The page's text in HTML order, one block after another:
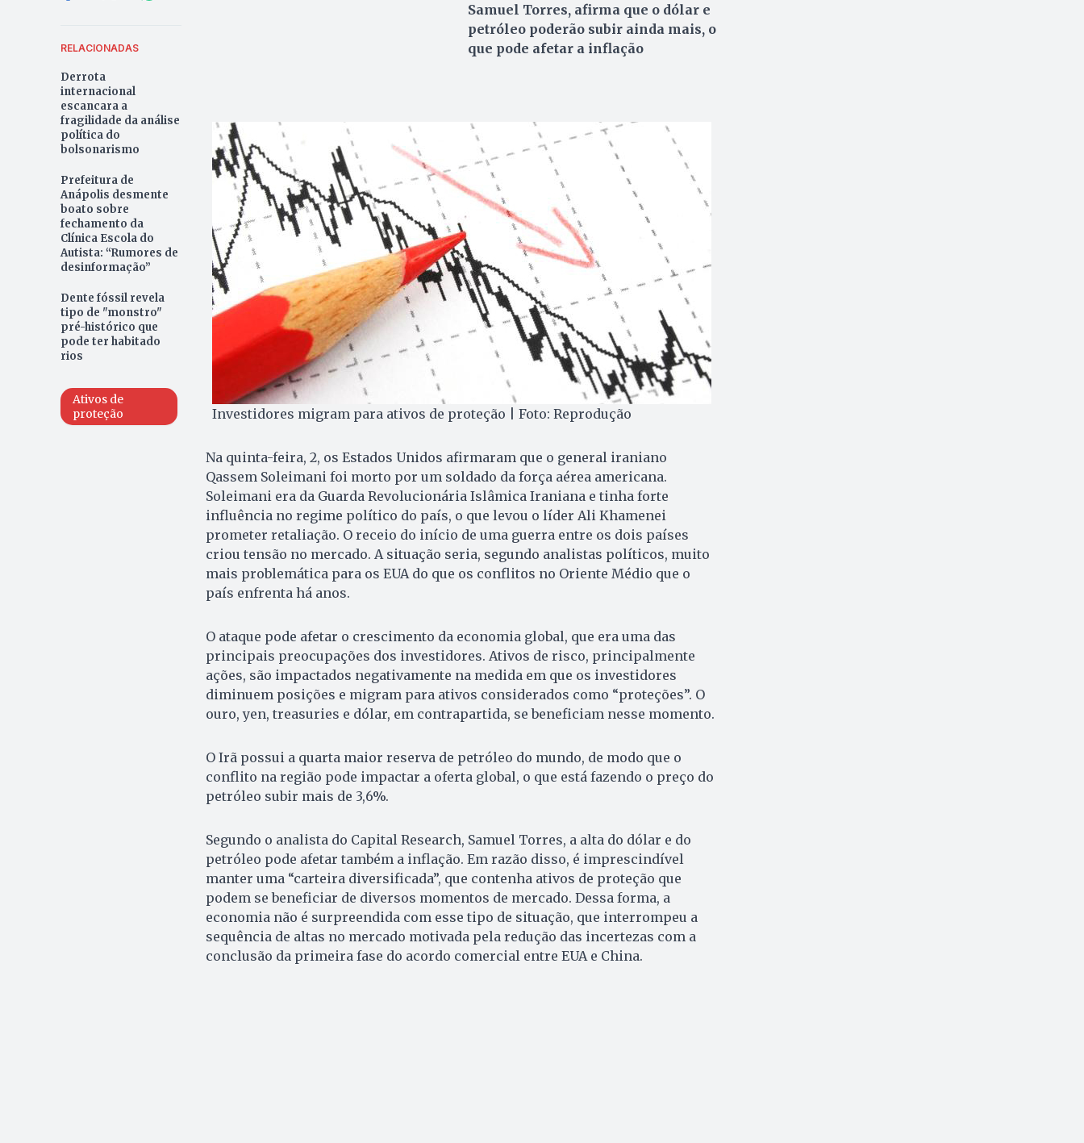
RELACIONADAS
Derrota
internacional
escancara a
fragilidade da análise
política do
bolsonarismo
Prefeitura de
Anápolis desmente
boato sobre
fechamento da
Clínica Escola do
Autista: “Rumores de
desinformação”
Dente fóssil revela
tipo de "monstro"
pré-histórico que
pode ter habitado
rios
Ativos de
proteção
Samuel Torres, afirma que o dólar e
petróleo poderão subir ainda mais, o
que pode afetar a inflação
Investidores migram para ativos de proteção | Foto: Reprodução
Na quinta-feira, 2, os Estados Unidos afirmaram que o general iraniano
Qassem Soleimani foi morto por um soldado da força aérea americana.
Soleimani era da Guarda Revolucionária Islâmica Iraniana e tinha forte
influência no regime político do país, o que levou o líder Ali Khamenei
prometer retaliação. O receio do início de uma guerra entre os dois países
criou tensão no mercado. A situação seria, segundo analistas políticos, muito
mais problemática para os EUA do que os conflitos no Oriente Médio que o
país enfrenta há anos.
O ataque pode afetar o crescimento da economia global, que era uma das
principais preocupações dos investidores. Ativos de risco, principalmente
ações, são impactados negativamente na medida em que os investidores
diminuem posições e migram para ativos considerados como “proteções”. O
ouro, yen, treasuries e dólar, em contrapartida, se beneficiam nesse momento.
O Irã possui a quarta maior reserva de petróleo do mundo, de modo que o
conflito na região pode impactar a oferta global, o que está fazendo o preço do
petróleo subir mais de 3,6%.
Segundo o analista do Capital Research, Samuel Torres, a alta do dólar e do
petróleo pode afetar também a inflação. Em razão disso, é imprescindível
manter uma “carteira diversificada”, que contenha ativos de proteção que
podem se beneficiar de diversos momentos de mercado. Dessa forma, a
economia não é surpreendida com esse tipo de situação, que interrompeu a
sequência de altas no mercado motivada pela redução das incertezas com a
conclusão da primeira fase do acordo comercial entre EUA e China.